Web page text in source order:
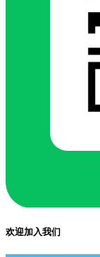
欢迎加入我们